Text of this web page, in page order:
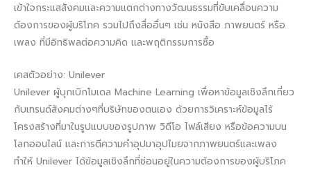
เข้าใจกระแสสังคมและความแตกต่างทางวัฒนธรรมที่ขับเคลื่อนความ
ต้องการของผู้บริโภค รวมไปถึงสื่ออื่นๆ เช่น หนังสือ ภาพยนตร์ หรือ
เพลง ที่มีอิทธิพลต่อความคิด และพฤติกรรมการซื้อ
เคสตัวอย่าง: Unilever
Unilever ผู้บุกเบิกโมเดล Machine Learning เพื่อหาข้อมูลเชิงลึกเกี่ยว
กับเทรนด์สังคมต่างๆที่บริษัทของตนเอง ด้วยการวิเคราะห์ข้อมูลไร้
โครงสร้างที่มาในรูปแบบของรูปภาพ วิดีโอ ไฟล์เสียง หรือข้อความบน
โลกออนไลน์ และการตีความคำอุปมาอุปไมยจากภาพยนตร์และเพลง
ทำให้ Unilever ได้ข้อมูลเชิงลึกที่ซ่อนอยู่ในความต้องการของผู้บริโภค